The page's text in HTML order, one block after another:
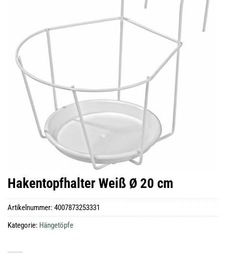
Hakentopfhalter Weiß Ø 20 cm
Artikelnummer: 4007873253331
Kategorie: Hängetöpfe